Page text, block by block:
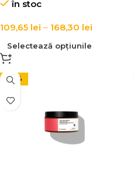
în stoc
109,65 lei – 168,30 lei
Selectează opțiunile
-29%